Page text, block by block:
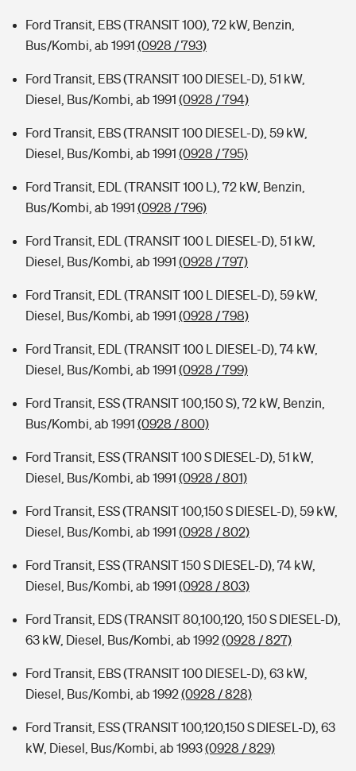
Ford Transit, EBS (TRANSIT 100), 72 kW, Benzin,
Bus/Kombi, ab 1991 (0928 / 793)
Ford Transit, EBS (TRANSIT 100 DIESEL-D), 51 kW,
Diesel, Bus/Kombi, ab 1991 (0928 / 794)
Ford Transit, EBS (TRANSIT 100 DIESEL-D), 59 kW,
Diesel, Bus/Kombi, ab 1991 (0928 / 795)
Ford Transit, EDL (TRANSIT 100 L), 72 kW, Benzin,
Bus/Kombi, ab 1991 (0928 / 796)
Ford Transit, EDL (TRANSIT 100 L DIESEL-D), 51 kW,
Diesel, Bus/Kombi, ab 1991 (0928 / 797)
Ford Transit, EDL (TRANSIT 100 L DIESEL-D), 59 kW,
Diesel, Bus/Kombi, ab 1991 (0928 / 798)
Ford Transit, EDL (TRANSIT 100 L DIESEL-D), 74 kW,
Diesel, Bus/Kombi, ab 1991 (0928 / 799)
Ford Transit, ESS (TRANSIT 100,150 S), 72 kW, Benzin,
Bus/Kombi, ab 1991 (0928 / 800)
Ford Transit, ESS (TRANSIT 100 S DIESEL-D), 51 kW,
Diesel, Bus/Kombi, ab 1991 (0928 / 801)
Ford Transit, ESS (TRANSIT 100,150 S DIESEL-D), 59 kW,
Diesel, Bus/Kombi, ab 1991 (0928 / 802)
Ford Transit, ESS (TRANSIT 150 S DIESEL-D), 74 kW,
Diesel, Bus/Kombi, ab 1991 (0928 / 803)
Ford Transit, EDS (TRANSIT 80,100,120, 150 S DIESEL-D),
63 kW, Diesel, Bus/Kombi, ab 1992(0928 / 827)
Ford Transit, EBS (TRANSIT 100 DIESEL-D), 63 kW,
Diesel, Bus/Kombi, ab 1992(0928 / 828)
Ford Transit, ESS (TRANSIT 100,120,150 S DIESEL-D), 63
kW, Diesel, Bus/Kombi, ab 1993(0928 / 829)